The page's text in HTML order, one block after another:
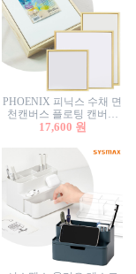
PHOENIX 피닉스 수채 면
천캔버스 플로팅 캔버스
프레임세트 30x30cm/액자
17,600 원